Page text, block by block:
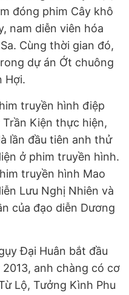
đóng phim Cây khô
nam diễn viên hóa
Cùng thời gian đó,
dự án Ớt chuông
Hợi.
truyền hình điệp
Kiện thực hiện,
lần đầu tiên anh thử
ở phim truyền hình.
truyền hình Mao
Lưu Nghị Nhiên và
của đạo diễn Dương
Đại Huân bắt đầu
anh chàng có cơ
Lộ, Tưởng Kình Phu